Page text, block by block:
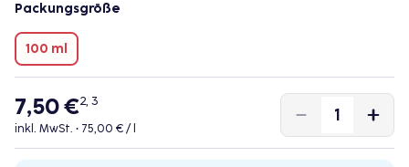
Packungsgröße
100 ml
7,50 €2, 3
inkl. MwSt. • 75,00 € / l